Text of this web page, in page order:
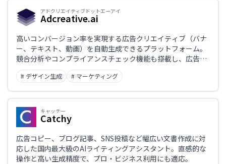
アドクリエイティブドットエーアイ
Adcreative.ai
高いコンバージョン率を実現する広告クリエイティブ（バナ
ー、テキスト、動画）を自動生成できるプラットフォーム。
競合分析やコンプライアンスチェック機能も搭載し、広告運
用を総合的に支援。
# デザイン生成 # マーケティング
キャッチー
Catchy
広告コピー、ブログ記事、SNS投稿など幅広い文書作成に対
応した国内最大級のAIライティングアシスタント。直感的な
操作と高い生成精度で、プロ・ビジネス利用にも適応。